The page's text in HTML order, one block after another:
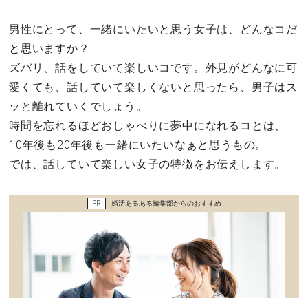
ファッション・美容
グルメ
趣味・旅行
心の処方箋
男性にとって、一緒にいたいと思う女子は、どんなコだ
と思いますか？
ズバリ、話をしていて楽しいコです。外見がどんなに可
愛くても、話していて楽しくないと思ったら、男子はス
ッと離れていくでしょう。
時間を忘れるほどおしゃべりに夢中になれるコとは、
10年後も20年後も一緒にいたいなぁと思うもの。
では、話していて楽しい女子の特徴をお伝えします。
PR 婚活あるある編集部からのおすすめ